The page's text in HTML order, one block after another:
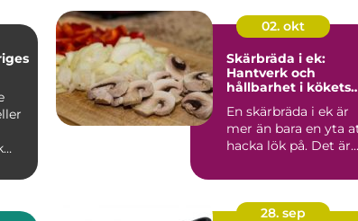
02. okt
Skärbräda i ek:
Hantverk och
hållbarhet i kökets
En skärbräda i ek är
mer än bara en yta
hacka lök på. Det är...
28. sep